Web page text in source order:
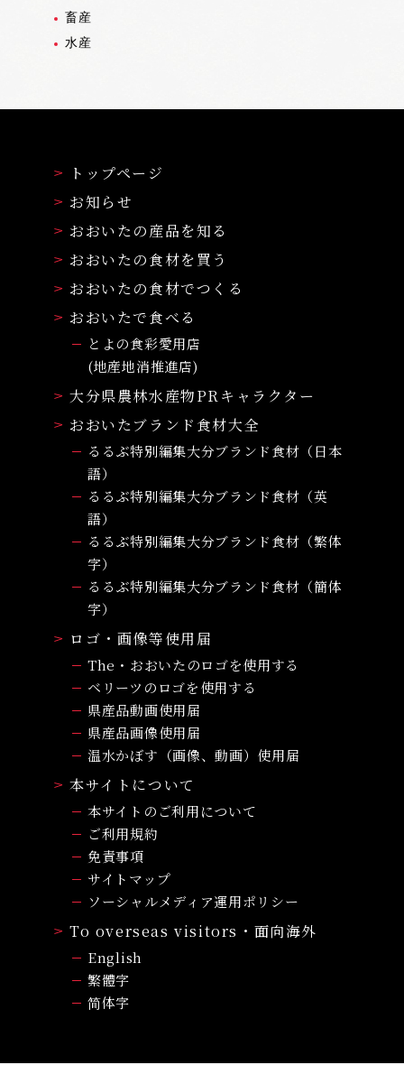
畜産
水産
トップページ
お知らせ
おおいたの産品を知る
おおいたの食材を買う
おおいたの食材でつくる
おおいたで食べる
とよの食彩愛用店
(地産地消推進店)
大分県農林水産物PRキャラクター
おおいたブランド食材大全
るるぶ特別編集大分ブランド食材（日本
語）
るるぶ特別編集大分ブランド食材（英
語）
るるぶ特別編集大分ブランド食材（繁体
字）
るるぶ特別編集大分ブランド食材（簡体
字）
ロゴ・画像等使用届
The・おおいたのロゴを使用する
ベリーツのロゴを使用する
県産品動画使用届
県産品画像使用届
温水かぼす（画像、動画）使用届
本サイトについて
本サイトのご利用について
ご利用規約
免責事項
サイトマップ
ソーシャルメディア運用ポリシー
To overseas visitors・面向海外
English
繁體字
简体字